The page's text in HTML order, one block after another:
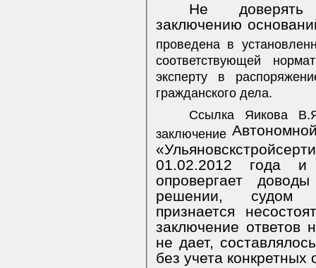
Не доверять
заключению
проведена в
соответствующей
эксперту в
гражданского дела.
Ссылка Яикова
заключение
01.02.2012 года
опровергает
решении, судом
признается
заключение ответов
не дает,
без учета конкретных